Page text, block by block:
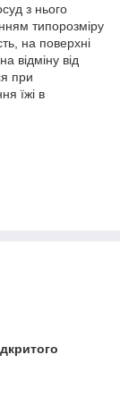
з нього
типорозміру
на поверхні
відміну від
при
їжі в